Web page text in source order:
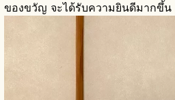
ของขวัญ จะได้รับความยินดีมากขึ้น